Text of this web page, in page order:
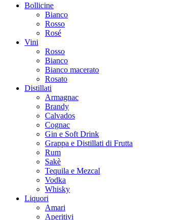
Bollicine
Bianco
Rosso
Rosé
Vini
Rosso
Bianco
Bianco macerato
Rosato
Distillati
Armagnac
Brandy
Calvados
Cognac
Gin e Soft Drink
Grappa e Distillati di Frutta
Rum
Sakè
Tequila e Mezcal
Vodka
Whisky
Liquori
Amari
Aperitivi